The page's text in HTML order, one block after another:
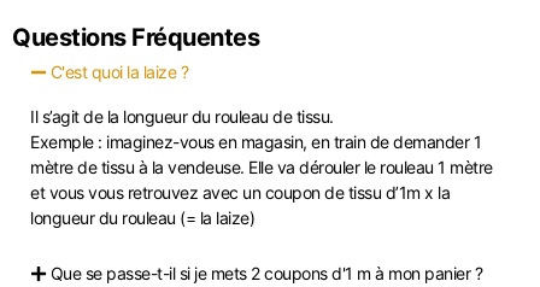
Questions Fréquentes
C'est quoi la laize ?
Il s’agit de la longueur du rouleau de tissu.
Exemple : imaginez-vous en magasin, en train de demander 1
mètre de tissu à la vendeuse. Elle va dérouler le rouleau 1 mètre
et vous vous retrouvez avec un coupon de tissu d’1m x la
longueur du rouleau (= la laize)
Que se passe-t-il si je mets 2 coupons d'1 m à mon panier ?